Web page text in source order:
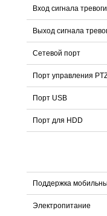
Вход сигнала тревоги
Выход сигнала
Сетевой порт
Порт управления
Порт USB
Порт для HDD
Поддержка
Электропитание